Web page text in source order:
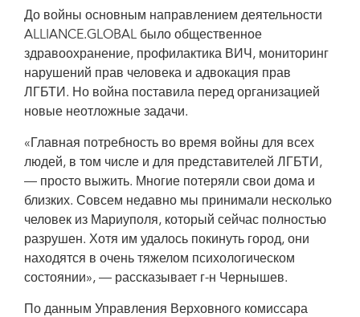
До войны основным направлением деятельности
ALLIANCE.GLOBAL было общественное
здравоохранение, профилактика ВИЧ, мониторинг
нарушений прав человека и адвокация прав
ЛГБТИ. Но война поставила перед организацией
новые неотложные задачи.
«Главная потребность во время войны для всех
людей, в том числе и для представителей ЛГБТИ,
— просто выжить. Многие потеряли свои дома и
близких. Совсем недавно мы принимали несколько
человек из Мариуполя, который сейчас полностью
разрушен. Хотя им удалось покинуть город, они
находятся в очень тяжелом психологическом
состоянии», — рассказывает г-н Чернышев.
По данным Управления Верховного комиссара